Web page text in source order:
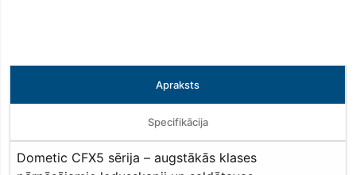
Apraksts
Specifikācija
Dometic CFX5 sērija – augstākās klases